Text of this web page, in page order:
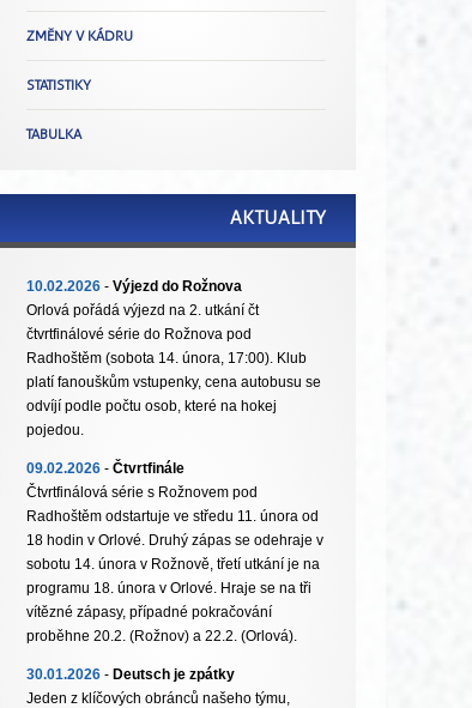
ZMĚNY V KÁDRU
STATISTIKY
TABULKA
AKTUALITY
10.02.2026 - Výjezd do Rožnova
Orlová pořádá výjezd na 2. utkání čt
čtvrtfinálové série do Rožnova pod
Radhoštěm (sobota 14. února, 17:00). Klub
platí fanouškům vstupenky, cena autobusu se
odvíjí podle počtu osob, které na hokej
pojedou.
09.02.2026 - Čtvrtfinále
Čtvrtfinálová série s Rožnovem pod
Radhoštěm odstartuje ve středu 11. února od
18 hodin v Orlové. Druhý zápas se odehraje v
sobotu 14. února v Rožnově, třetí utkání je na
programu 18. února v Orlové. Hraje se na tři
vítězné zápasy, případné pokračování
proběhne 20.2. (Rožnov) a 22.2. (Orlová).
30.01.2026 - Deutsch je zpátky
Jeden z klíčových obránců našeho týmu,